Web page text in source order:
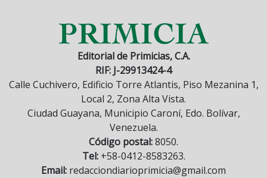
Editorial de Primicias, C.A.
RIF: J-29913424-4
Calle Cuchivero, Edificio Torre Atlantis, Piso Mezanina 1,
Local 2, Zona Alta Vista.
Ciudad Guayana, Municipio Caroní, Edo. Bolívar,
Venezuela.
Código postal:8050.
Tel:+58-0412-8583263.
Email: redacciondiarioprimicia@gmail.com